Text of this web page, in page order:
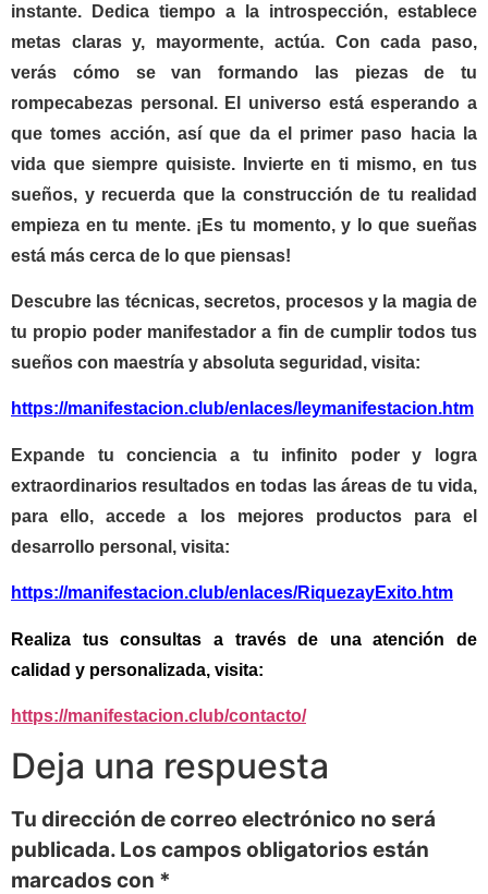
instante. Dedica tiempo a la introspección, establece
metas claras y, mayormente, actúa. Con cada paso,
verás cómo se van formando las piezas de tu
rompecabezas personal. El universo está esperando a
que tomes acción, así que da el primer paso hacia la
vida que siempre quisiste. Invierte en ti mismo, en tus
sueños, y recuerda que la construcción de tu realidad
empieza en tu mente. ¡Es tu momento, y lo que sueñas
está más cerca de lo que piensas!
Descubre las técnicas, secretos, procesos y la magia de
tu propio poder manifestador a fin de cumplir todos tus
sueños con maestría y absoluta seguridad, visita:
https://manifestacion.club/enlaces/leymanifestacion.htm
Expande tu conciencia a tu infinito poder y logra
extraordinarios resultados en todas las áreas de tu vida,
para ello, accede a los mejores productos para el
desarrollo personal, visita:
https://manifestacion.club/enlaces/RiquezayExito.htm
Realiza tus consultas a través de una atención de
calidad y personalizada, visita:
https://manifestacion.club/contacto/
Deja una respuesta
Tu dirección de correo electrónico no será
publicada. Los campos obligatorios están
marcados con *